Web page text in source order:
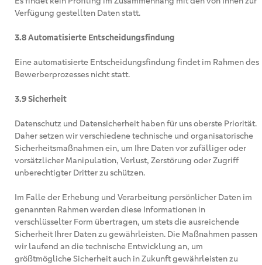
Verfügung gestellten Daten statt.
3.8 Automatisierte Entscheidungsfindung
Eine automatisierte Entscheidungsfindung findet im Rahmen des
Bewerberprozesses nicht statt.
3.9 Sicherheit
Datenschutz und Datensicherheit haben für uns oberste Priorität.
Daher setzen wir verschiedene technische und organisatorische
Sicherheitsmaßnahmen ein, um Ihre Daten vor zufälliger oder
vorsätzlicher Manipulation, Verlust, Zerstörung oder Zugriff
unberechtigter Dritter zu schützen.
Im Falle der Erhebung und Verarbeitung persönlicher Daten im
genannten Rahmen werden diese Informationen in
verschlüsselter Form übertragen, um stets die ausreichende
Sicherheit Ihrer Daten zu gewährleisten. Die Maßnahmen passen
wir laufend an die technische Entwicklung an, um
größtmögliche Sicherheit auch in Zukunft gewährleisten zu